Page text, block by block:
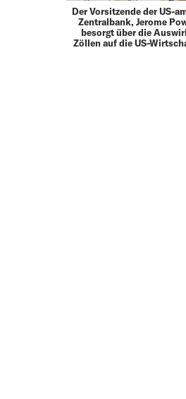
Der Vorsitzende der US-
Zentralbank, Jerome
besorgt über die
Zöllen auf die US-